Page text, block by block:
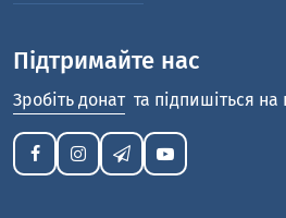
Підтримайте нас
Зробіть донат та підпишіться